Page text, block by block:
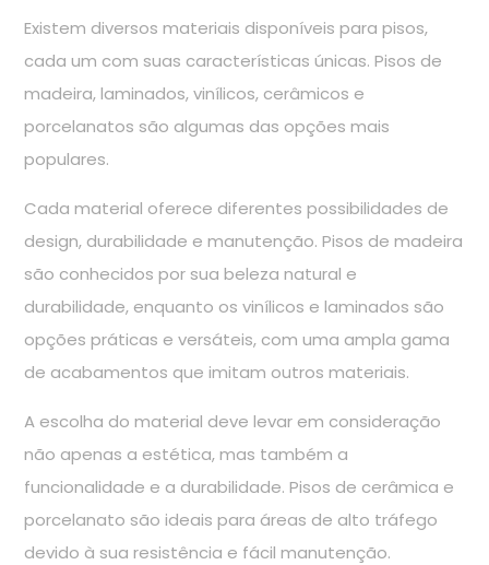
Existem diversos materiais disponíveis para pisos,
cada um com suas características únicas. Pisos de
madeira, laminados, vinílicos, cerâmicos e
porcelanatos são algumas das opções mais
populares.
Cada material oferece diferentes possibilidades de
design, durabilidade e manutenção. Pisos de madeira
são conhecidos por sua beleza natural e
durabilidade, enquanto os vinílicos e laminados são
opções práticas e versáteis, com uma ampla gama
de acabamentos que imitam outros materiais.
A escolha do material deve levar em consideração
não apenas a estética, mas também a
funcionalidade e a durabilidade. Pisos de cerâmica e
porcelanato são ideais para áreas de alto tráfego
devido à sua resistência e fácil manutenção.